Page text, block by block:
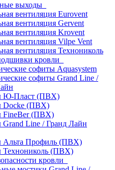
выходы
вентиляция Eurovent
вентиляция Gervent
вентиляция Krovent
вентиляция Vilpe Vent
вентиляция Технониколь
кровли
софиты Aquasystem
софиты Grand Line /
Ю-Пласт (ПВХ)
Docke (ПВХ)
FineBer (ПВХ)
Line / Гранд Лайн
Альта Профиль (ПВХ)
Технониколь (ПВХ)
кровли